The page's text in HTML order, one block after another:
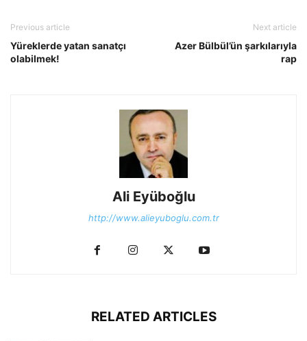
Previous article
Yüreklerde yatan sanatçı
olabilmek!
Next article
Azer Bülbül’ün şarkılarıyla
rap
Ali Eyüboğlu
http://www.alieyuboglu.com.tr
RELATED ARTICLES